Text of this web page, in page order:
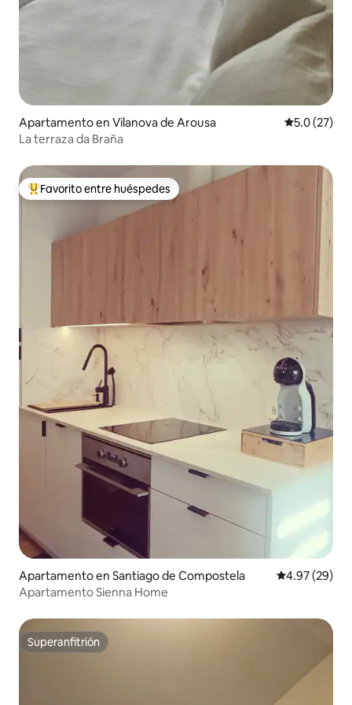
Apartamento en Vilanova de Arousa Calificación
5.0 (27)
La terraza da Braña
Favorito entre huéspedes preferido
Favorito entre huéspedes
Apartamento en Santiago de Compostela Calificación
4.97 (29)
Apartamento Sienna Home
Superanfitrión
Superanfitrión